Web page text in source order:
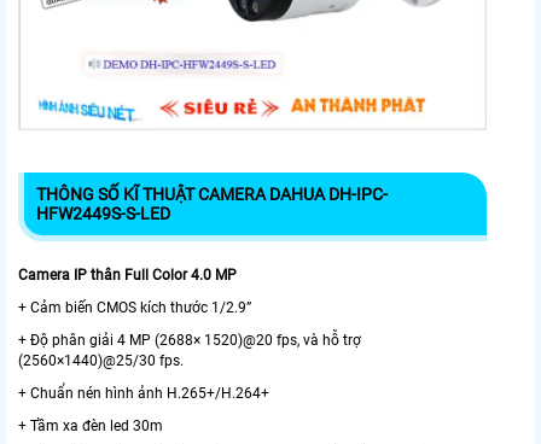
THÔNG SỐ KĨ THUẬT CAMERA DAHUA DH-IPC-
HFW2449S-S-LED
Camera IP thân Full Color 4.0 MP
+ Cảm biến CMOS kích thước 1/2.9”
+ Độ phân giải 4 MP (2688× 1520)@20 fps, và hỗ trợ
(2560×1440)@25/30 fps.
+ Chuẩn nén hình ảnh H.265+/H.264+
+ Tầm xa đèn led 30m